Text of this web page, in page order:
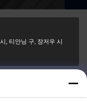
, 티안닝 구, 장저우 시